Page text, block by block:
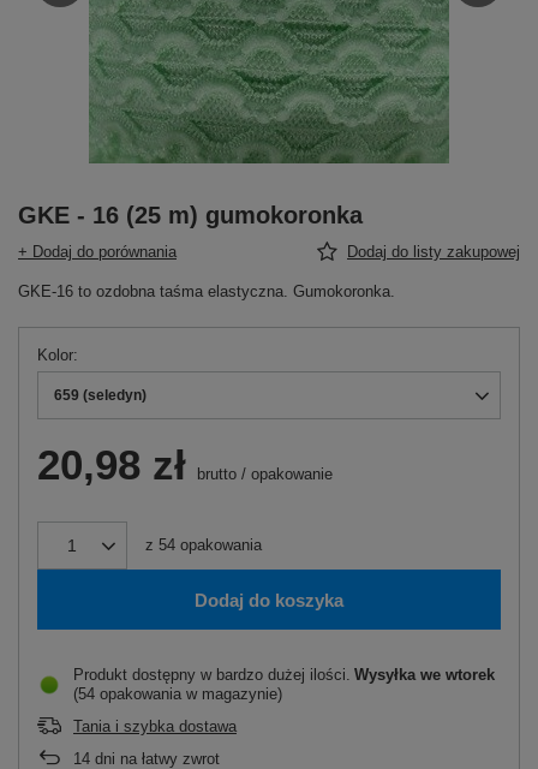
GKE - 16 (25 m) gumokoronka
+ Dodaj do porównania Dodaj do listy zakupowej
GKE-16 to ozdobna taśma elastyczna. Gumokoronka.
Kolor
659 (seledyn)
20,98 zł brutto / opakowanie
z 54 opakowania
Dodaj do koszyka
Produkt dostępny w bardzo dużej ilości Wysyłka we wtorek
(54 opakowania w magazynie)
Tania i szybka dostawa
14 dni na łatwy zwrot